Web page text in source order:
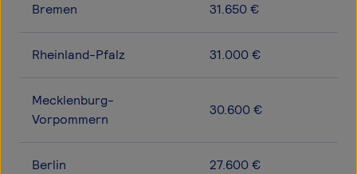
Bremen 31.650 €
Rheinland-Pfalz 31.000 €
Mecklenburg-
Vorpommern
30.600 €
Berlin 27.600 €